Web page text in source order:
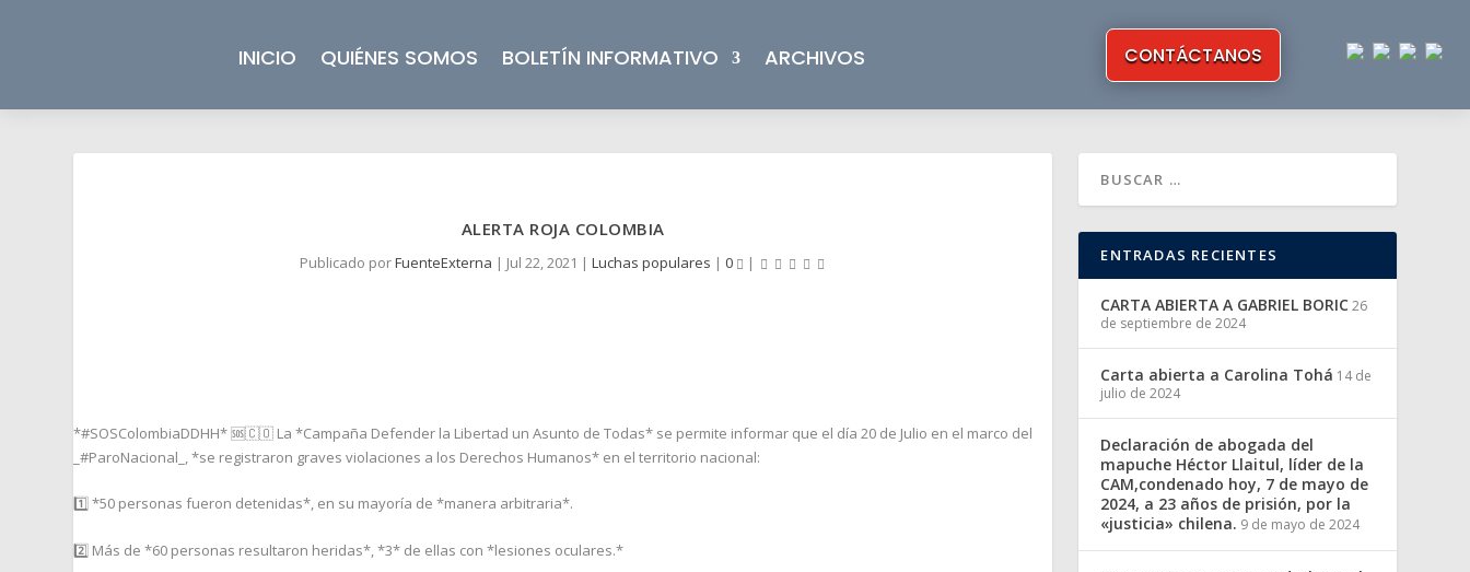
INICIO QUIÉNES SOMOS BOLETÍN INFORMATIVO ARCHIVOS CONTÁCTANOS
ALERTA ROJA COLOMBIA
Publicado porFuenteExterna | Jul 22, 2021 |Luchas populares |0 |
*#SOSColombiaDDHH* 🆘🇨🇴 La *Campaña Defender la Libertad un Asunto de Todas* se permite informar que el día 20 de Julio en el marco del
_#ParoNacional_, *se registraron graves violaciones a los Derechos Humanos* en el territorio nacional:
1️⃣ *50 personas fueron detenidas*, en su mayoría de *manera arbitraria*.
2️⃣ Más de *60 personas resultaron heridas*, *3* de ellas con *lesiones oculares.*
ENTRADAS RECIENTES
CARTA ABIERTA A GABRIEL BORIC26
de septiembre de 2024
Carta abierta a Carolina Tohá 14 de
julio de 2024
Declaración de abogada del
mapuche Héctor Llaitul, líder de la
CAM,condenado hoy, 7 de mayo de
2024, a 23 años de prisión, por la
«justicia» chilena. 9 de mayo de 2024